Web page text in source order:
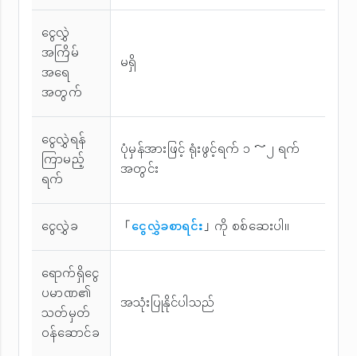
ငွေလွှဲ
အကြိမ်
အ‌ရေ
အတွက်
မရှိ
ငွေလွှဲရန်
ကြာမည့်
ရက်
ပုံမှန်အားဖြင့် ရုံးဖွင့်ရက် ၁ ～၂ ရက်
အတွင်း
ငွေလွှဲခ 「ငွေလွှဲခစာရင်း」ကို စစ်ဆေးပါ။
ရောက်ရှိငွေ
ပမာဏ၏
သတ်မှတ်
ဝန်ဆောင်ခ
အသုံးပြုနိုင်ပါသည်